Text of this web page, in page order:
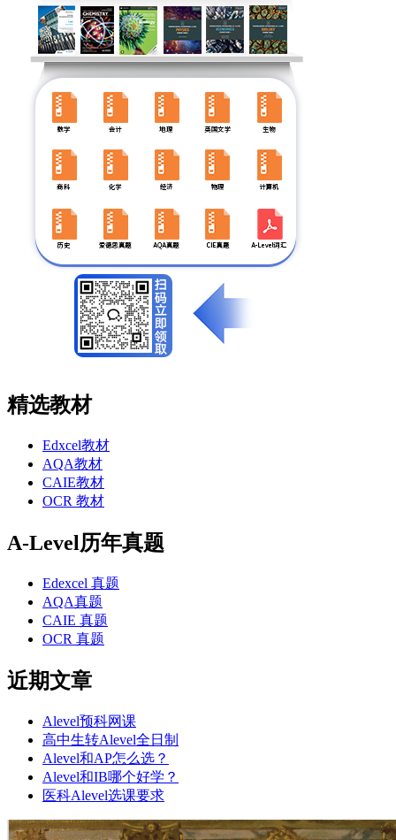
精选教材
Edxcel教材
AQA教材
CAIE教材
OCR 教材
A-Level历年真题
Edexcel 真题
AQA真题
CAIE 真题
OCR 真题
近期文章
Alevel预科网课
高中生转Alevel全日制
Alevel和AP怎么选？
Alevel和IB哪个好学？
医科Alevel选课要求